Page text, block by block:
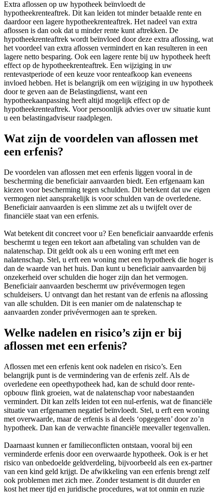
Extra aflossen op uw hypotheek beïnvloedt de
hypotheekrenteaftrek. Dit kan leiden tot minder betaalde rente en
daardoor een lagere hypotheekrenteaftrek. Het nadeel van extra
aflossen is dan ook dat u minder rente kunt aftrekken. De
hypotheekrenteaftrek wordt beïnvloed door deze extra aflossing, wat
het voordeel van extra aflossen vermindert en kan resulteren in een
lagere netto besparing. Ook een lagere rente bij uw hypotheek heeft
effect op de hypotheekrenteaftrek. Een wijziging in uw
rentevastperiode of een keuze voor renteafkoop kan eveneens
invloed hebben. Het is belangrijk om een wijziging in uw hypotheek
door te geven aan de Belastingdienst, want een
hypotheekaanpassing heeft altijd mogelijk effect op de
hypotheekrenteaftrek. Voor persoonlijk advies over uw situatie kunt
u een belastingadviseur raadplegen.
Wat zijn de voordelen van aflossen met
een erfenis?
De voordelen van aflossen met een erfenis liggen vooral in de
bescherming die beneficiair aanvaarden biedt. Een erfgenaam kan
kiezen voor bescherming tegen schulden. Dit betekent dat uw eigen
vermogen niet aansprakelijk is voor schulden van de overledene.
Beneficiair aanvaarden is een slimme zet als u twijfelt over de
financiële staat van een erfenis.
Wat betekent dit concreet voor u? Een beneficiair aanvaardde erfenis
beschermt u tegen een tekort aan afbetaling van schulden van de
nalatenschap. Dit geldt ook als u een woning erft met een
nalatenschap. Stel, u erft een woning met een hypotheek die hoger is
dan de waarde van het huis. Dan kunt u beneficiair aanvaarden bij
onzekerheid over schulden die hoger zijn dan het vermogen.
Beneficiair aanvaarden beschermt uw privévermogen tegen
schuldeisers. U ontvangt dan het restant van de erfenis na aflossing
van alle schulden. Dit is een manier om de nalatenschap te
aanvaarden zonder privévermogen aan te spreken.
Welke nadelen en risico’s zijn er bij
aflossen met een erfenis?
Aflossen met een erfenis kent ook nadelen en risico’s. Een
belangrijk punt is de vermindering van de erfenis zelf. Als de
overledene een opeethypotheek had, kan de schuld door rente-
opbouw flink groeien, wat de nalatenschap voor nabestaanden
vermindert. Dit kan zelfs leiden tot een nul-erfenis, wat de financiële
situatie van erfgenamen negatief beïnvloedt. Stel, u erft een woning
met overwaarde, maar de erfenis is al deels ‘opgegeten’ door zo’n
hypotheek. Dan kan de verwachte financiële meevaller tegenvallen.
Daarnaast kunnen er familieconflicten ontstaan, vooral bij een
verminderde erfenis door een overwaarde hypotheek. Ook is er het
risico van onbedoelde geldverdeling, bijvoorbeeld als een ex-partner
van een kind geld krijgt. De afwikkeling van een erfenis brengt zelf
ook problemen met zich mee. Zonder testament is dit duurder en
kost het meer tijd en juridische procedures, wat tot onmin en ruzie